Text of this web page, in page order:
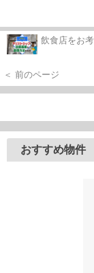
飲食店をお
＜ 前のページ
おすすめ物件